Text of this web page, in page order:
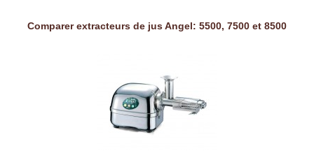
Comparer extracteurs de jus Angel: 5500, 7500 et 8500